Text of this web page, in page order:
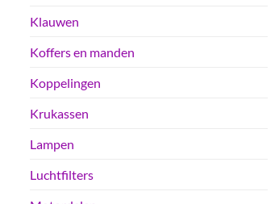
Klauwen
Koffers en manden
Koppelingen
Krukassen
Lampen
Luchtfilters